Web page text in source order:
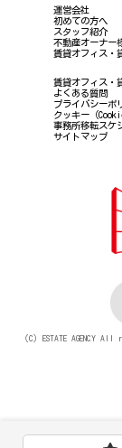
運営会社
初めての方へ
スタッフ紹介
不動産オーナー
賃貸オフィス・
賃貸オフィス・
よくある質問
プライバシーポ
クッキー（
事務所移転スケ
サイトマップ
（C）ESTATE AGENCY